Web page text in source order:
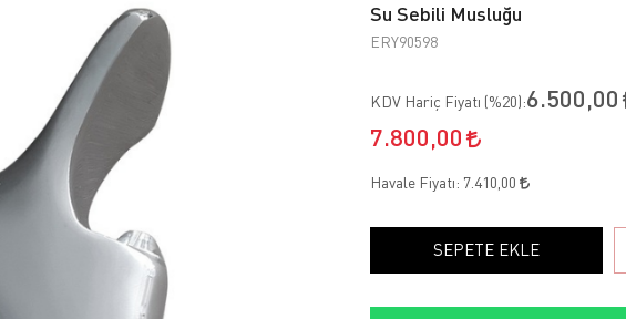
Su Sebili Musluğu
ERY90598
KDV Hariç Fiyatı (%20):6.500,00
7.800,00
Havale Fiyatı: 7.410,00
SEPETE EKLE